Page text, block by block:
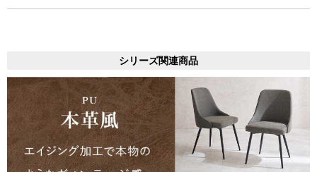
シリーズ関連商品